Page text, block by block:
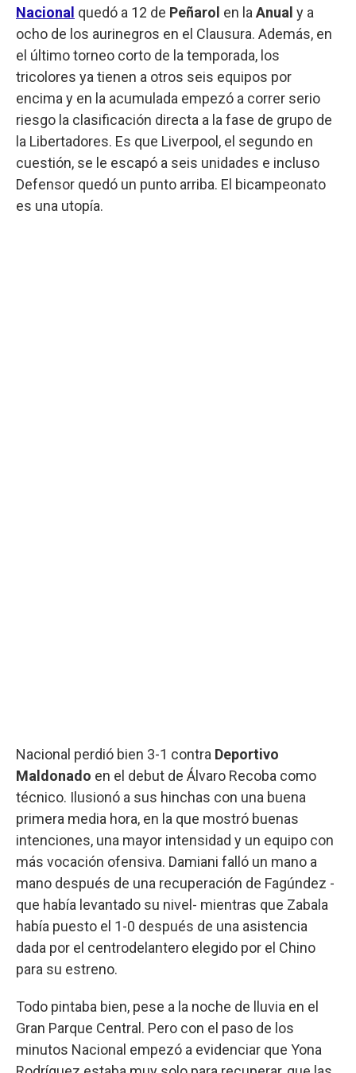
Nacional quedó a 12 de Peñarol en la Anual y a
ocho de los aurinegros en el Clausura. Además, en
el último torneo corto de la temporada, los
tricolores ya tienen a otros seis equipos por
encima y en la acumulada empezó a correr serio
riesgo la clasificación directa a la fase de grupo de
la Libertadores. Es que Liverpool, el segundo en
cuestión, se le escapó a seis unidades e incluso
Defensor quedó un punto arriba. El bicampeonato
es una utopía.
Nacional perdió bien 3-1 contra Deportivo
Maldonado en el debut de Álvaro Recoba como
técnico. Ilusionó a sus hinchas con una buena
primera media hora, en la que mostró buenas
intenciones, una mayor intensidad y un equipo con
más vocación ofensiva. Damiani falló un mano a
mano después de una recuperación de Fagúndez -
que había levantado su nivel- mientras que Zabala
había puesto el 1-0 después de una asistencia
dada por el centrodelantero elegido por el Chino
para su estreno.
Todo pintaba bien, pese a la noche de lluvia en el
Gran Parque Central. Pero con el paso de los
minutos Nacional empezó a evidenciar que Yona